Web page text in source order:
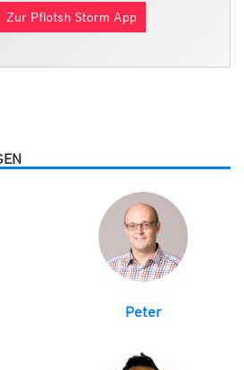
Zur Pflotsh Storm App
Peter